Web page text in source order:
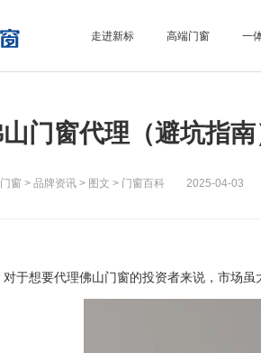
走进新标 高端门窗 一
门窗代理（避坑指南
窗 > 品牌资讯 > 图文 > 门窗百科 2025-04-03
想要代理佛山门窗的投资者来说，市场虽